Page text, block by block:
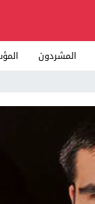
المشردون